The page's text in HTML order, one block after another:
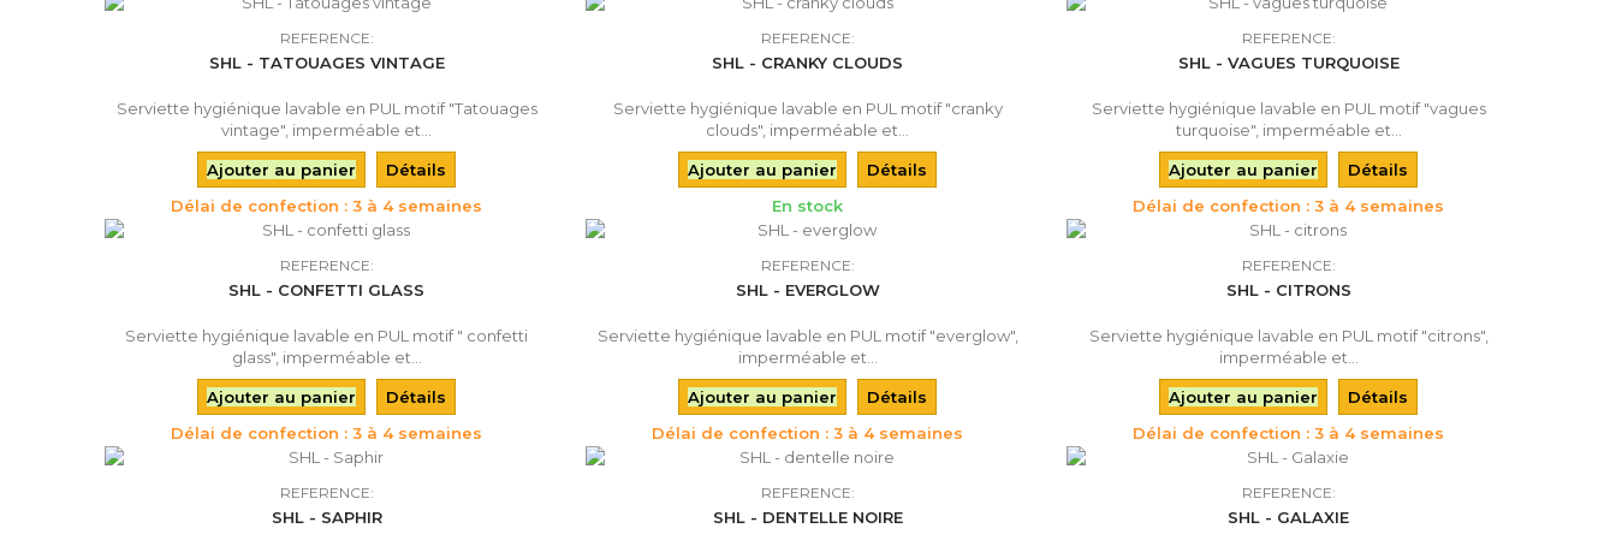
REFERENCE:
SHL - TATOUAGES VINTAGE
Serviette hygiénique lavable en PUL motif "Tatouages
vintage", imperméable et...
Ajouter au panier
Détails
Délai de confection : 3 à 4 semaines
REFERENCE:
SHL - CRANKY CLOUDS
Serviette hygiénique lavable en PUL motif "cranky
clouds", imperméable et...
Ajouter au panier
Détails
En stock
REFERENCE:
SHL - VAGUES TURQUOISE
Serviette hygiénique lavable en PUL motif "vagues
turquoise", imperméable et...
Ajouter au panier
Détails
Délai de confection : 3 à 4 semaines
REFERENCE:
SHL - CONFETTI GLASS
Serviette hygiénique lavable en PUL motif " confetti
glass", imperméable et...
Ajouter au panier
Détails
Délai de confection : 3 à 4 semaines
REFERENCE:
SHL - EVERGLOW
Serviette hygiénique lavable en PUL motif "everglow",
imperméable et...
Ajouter au panier
Détails
Délai de confection : 3 à 4 semaines
REFERENCE:
SHL - CITRONS
Serviette hygiénique lavable en PUL motif "citrons",
imperméable et...
Ajouter au panier
Détails
Délai de confection : 3 à 4 semaines
REFERENCE:
SHL - SAPHIR
REFERENCE:
SHL - DENTELLE NOIRE
REFERENCE:
SHL - GALAXIE